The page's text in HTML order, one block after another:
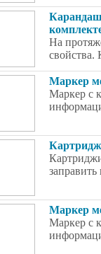
На
свойства.
Маркер
Маркер с
Маркер
Маркер с